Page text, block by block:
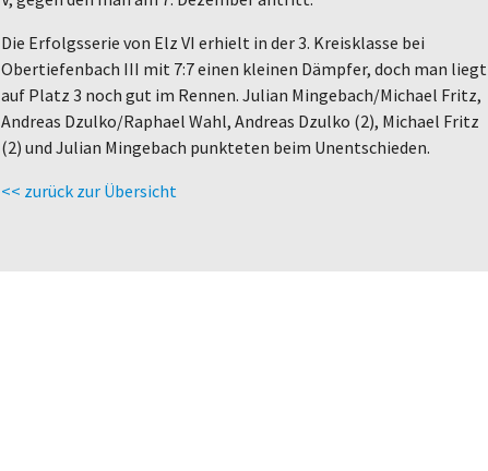
Die Erfolgsserie von Elz VI erhielt in der 3. Kreisklasse bei
Obertiefenbach III mit 7:7 einen kleinen Dämpfer, doch man liegt
auf Platz 3 noch gut im Rennen. Julian Mingebach/Michael Fritz,
Andreas Dzulko/Raphael Wahl, Andreas Dzulko (2), Michael Fritz
(2) und Julian Mingebach punkteten beim Unentschieden.
<< zurück zur Übersicht